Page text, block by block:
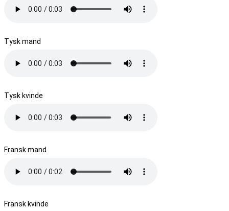
Tysk mand
Tysk kvinde
Fransk mand
Fransk kvinde